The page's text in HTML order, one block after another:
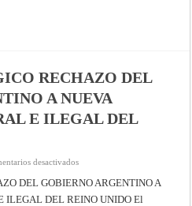
RECHAZO DEL
A NUEVA
E ILEGAL DEL
desactivadosen
ENÉRGICO
RECHAZO
DEL
DEL GOBIERNO ARGENTINO A
ILEGAL DEL REINO UNIDO El